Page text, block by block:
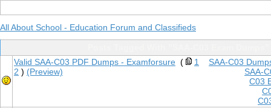
All About School - Education Forum and Classifieds
SAA-C03
SAA-
C03
Valid SAA-C03 PDF Dumps - Examforsure (
1
2 ) (Preview)